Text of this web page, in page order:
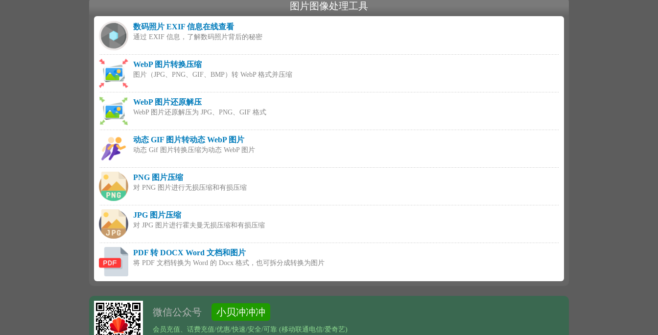
图片图像处理工具
数码照片 EXIF 信息在线查看
通过 EXIF 信息，了解数码照片背后的秘密
WebP 图片转换压缩
图片（JPG、PNG、GIF、BMP）转 WebP 格式并压缩
WebP 图片还原解压
WebP 图片还原解压为 JPG、PNG、GIF 格式
动态 GIF 图片转动态 WebP 图片
动态 Gif 图片转换压缩为动态 WebP 图片
PNG 图片压缩
对 PNG 图片进行无损压缩和有损压缩
JPG 图片压缩
对 JPG 图片进行霍夫曼无损压缩和有损压缩
PDF 转 DOCX Word 文档和图片
将 PDF 文档转换为 Word 的 Docx 格式，也可拆分成转换为图片
微信公众号 小贝冲冲冲
会员充值、话费充值/优惠/快速/安全/可靠 (移动联通电信/爱奇艺)